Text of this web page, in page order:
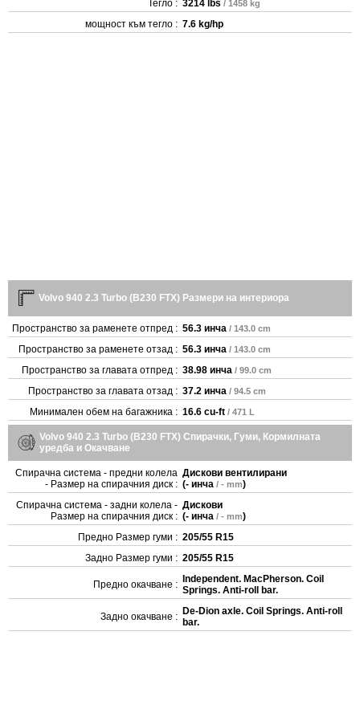
Тегло : 3214 lbs / 1458 kg
мощност към тегло : 7.6 kg/hp
Volvo 940 2.3 Turbo (B230 FTX) Размери на интериора
Пространство за раменете отпред : 56.3 инча / 143.0 cm
Пространство за раменете отзад : 56.3 инча / 143.0 cm
Пространство за главата отпред : 38.98 инча / 99.0 cm
Пространство за главата отзад : 37.2 инча / 94.5 cm
Минимален обем на багажника : 16.6 cu-ft / 471 L
Volvo 940 2.3 Turbo (B230 FTX) Спирачки, Гуми, Кормилната
уредба и Окачване
Спирачна система - предни колела
- Размер на спирачния диск :
Дискови вентилирани
(- инча / - mm)
Спирачна система - задни колела -
Размер на спирачния диск :
Дискови
(- инча / - mm)
Предно Размер гуми : 205/55 R15
Задно Размер гуми : 205/55 R15
Предно окачване :
Independent. MacPherson. Coil
Springs. Anti-roll bar.
Задно окачване : De-Dion axle. Coil Springs. Anti-roll
bar.